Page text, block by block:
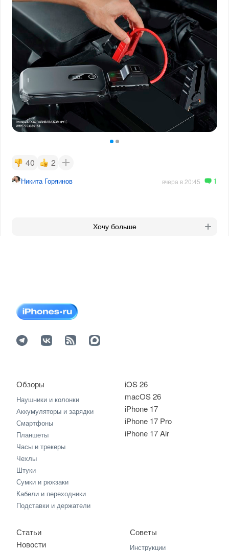
40 2
Никита Горяинов вчера в 20:45 1
Хочу больше
iOS 26
macOS 26
iPhone 17
iPhone 17 Pro
iPhone 17 Air
Обзоры
Наушники и колонки
Аккумуляторы и зарядки
Смартфоны
Планшеты
Часы и трекеры
Чехлы
Штуки
Сумки и рюкзаки
Кабели и переходники
Подставки и держатели
Статьи
Новости
Советы
Инструкции